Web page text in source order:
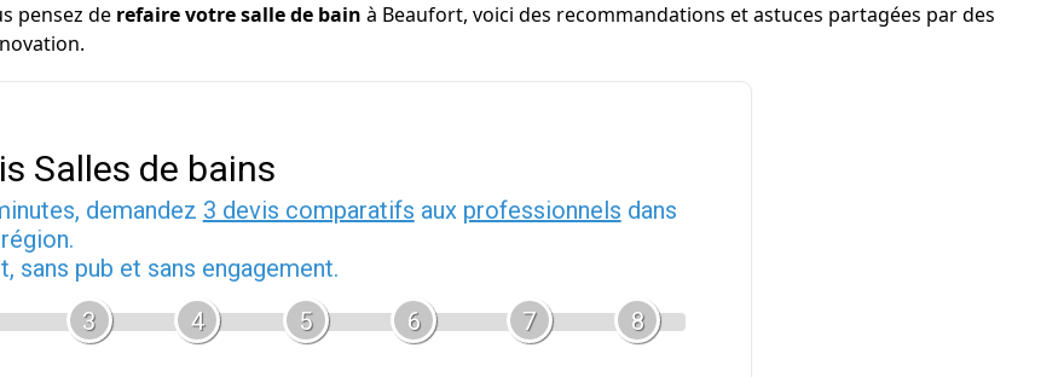
pensez de refaire votre salle de bain à Beaufort, voici des recommandations et astuces partagées par des
Salles de bains
demandez 3 devis comparatifs aux professionnels dans
sans pub et sans engagement.
3 4 5 6 7 8